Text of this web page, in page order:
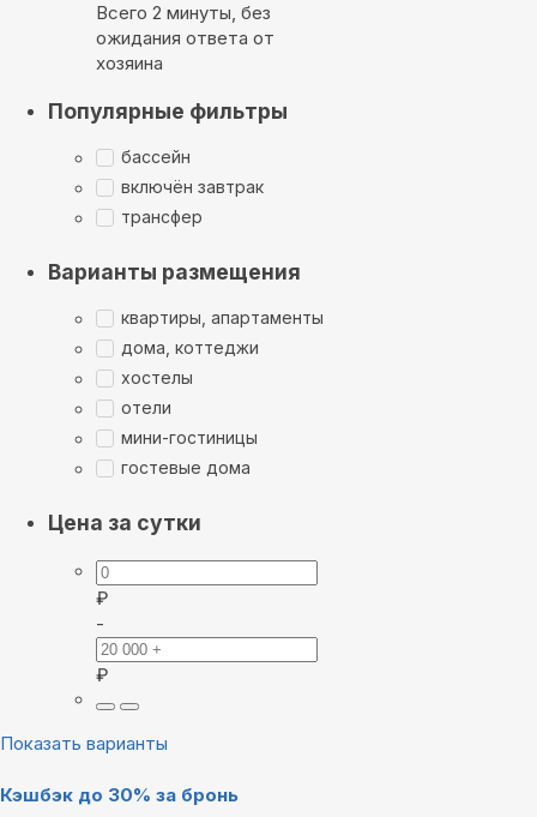
Всего 2 минуты, без
ожидания ответа от
хозяина
Популярные фильтры
бассейн
включён завтрак
трансфер
Варианты размещения
квартиры, апартаменты
дома, коттеджи
хостелы
отели
мини-гостиницы
гостевые дома
Цена за сутки
₽
-
₽
Показать варианты
Кэшбэк до 30% за бронь